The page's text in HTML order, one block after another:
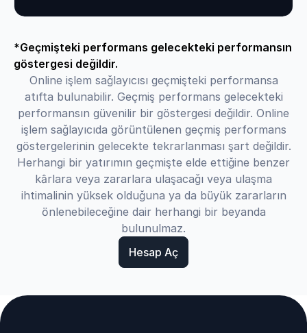
*Geçmişteki performans gelecekteki performansın
göstergesi değildir.
Online işlem sağlayıcısı geçmişteki performansa
atıfta bulunabilir. Geçmiş performans gelecekteki
performansın güvenilir bir göstergesi değildir. Online
işlem sağlayıcıda görüntülenen geçmiş performans
göstergelerinin gelecekte tekrarlanması şart değildir.
Herhangi bir yatırımın geçmişte elde ettiğine benzer
kârlara veya zararlara ulaşacağı veya ulaşma
ihtimalinin yüksek olduğuna ya da büyük zararların
önlenebileceğine dair herhangi bir beyanda
bulunulmaz.
Hesap Aç